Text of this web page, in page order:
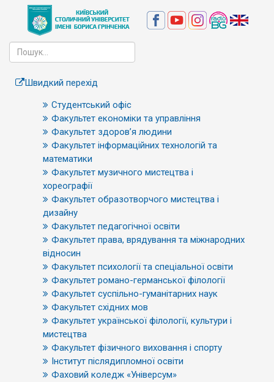
Швидкий перехід
Студентський офіс
Факультет економіки та управління
Факультет здоров’я людини
Факультет інформаційних технологій та
математики
Факультет музичного мистецтва і
хореографії
Факультет образотворчого мистецтва і
дизайну
Факультет педагогічної освіти
Факультет права, врядування та міжнародних
відносин
Факультет психології та спеціальної освіти
Факультет романо-германської філології
Факультет суспільно-гуманітарних наук
Факультет східних мов
Факультет української філології, культури і
мистецтва
Факультет фізичного виховання і спорту
Інститут післядипломної освіти
Фаховий коледж «Універсум»